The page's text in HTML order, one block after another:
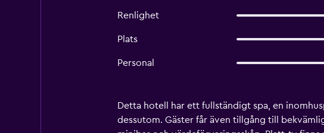
Renlighet
Plats
Personal
Detta hotell har ett fullständigt spa, en
dessutom. Gäster får även tillgång till